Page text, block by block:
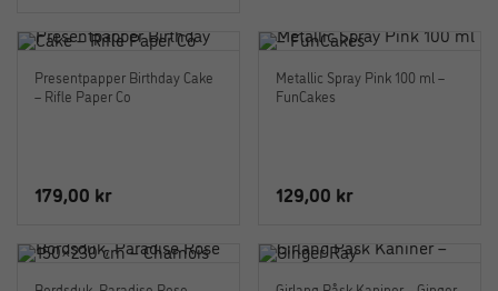
Presentpapper Birthday Cake
– Rifle Paper Co
179,00 kr
Metallic Spray Pink 100 ml –
FunCakes
129,00 kr